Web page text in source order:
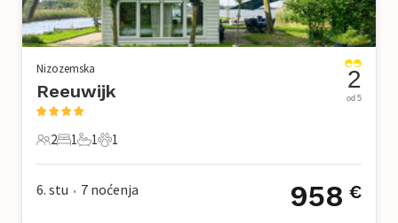
Nizozemska
Reeuwijk
2 Gosti
2
1 Spavaća soba
1
1 Kupaonica
1
1 Kućni ljubimac
1
2
od 5
6. stu • 7 noćenja 958 €